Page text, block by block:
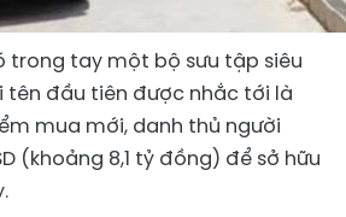
trong tay một bộ sưu tập siêu
tên đầu tiên được nhắc tới là
mua mới, danh thủ người
(khoảng 8,1 tỷ đồng) để sở hữu